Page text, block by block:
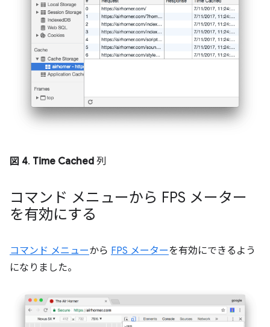
図 4. Time Cached 列
コマンド メニューから FPS メーター
を有効にする
コマンド メニューから FPS メーターを有効にできるよう
になりました。